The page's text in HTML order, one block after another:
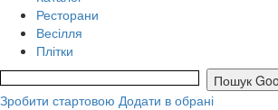
Ресторани
Весілля
Плітки
Зробити стартовою Додати в обрані